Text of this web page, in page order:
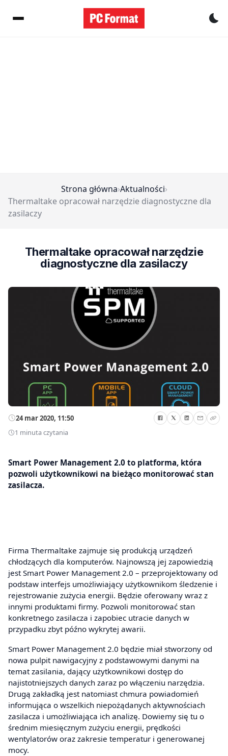
Strona główna›Aktualności›
Thermaltake opracował narzędzie diagnostyczne dla
zasilaczy
Thermaltake opracował narzędzie
diagnostyczne dla zasilaczy
24 mar 2020, 11:50
1 minuta czytania
Smart Power Management 2.0 to platforma, która
pozwoli użytkownikowi na bieżąco monitorować stan
zasilacza.
Firma Thermaltake zajmuje się produkcją urządzeń
chłodzących dla komputerów. Najnowszą jej zapowiedzią
jest Smart Power Management 2.0 – przeprojektowany od
podstaw interfejs umożliwiający użytkownikom śledzenie i
rejestrowanie zużycia energii. Będzie oferowany wraz z
innymi produktami firmy. Pozwoli monitorować stan
konkretnego zasilacza i zapobiec utracie danych w
przypadku zbyt późno wykrytej awarii.
Smart Power Management 2.0 będzie miał stworzony od
nowa pulpit nawigacyjny z podstawowymi danymi na
temat zasilania, dający użytkownikowi dostęp do
najistotniejszych danych zaraz po włączeniu narzędzia.
Drugą zakładką jest natomiast chmura powiadomień
informująca o wszelkich niepożądanych aktywnościach
zasilacza i umożliwiająca ich analizę. Dowiemy się tu o
średnim miesięcznym zużyciu energii, prędkości
wentylatorów oraz zakresie temperatur i generowanej
mocy.